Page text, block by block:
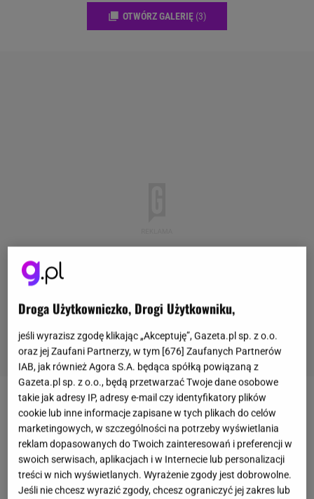
OTWÓRZ GALERIĘ (3)
Trawnik z rolki od lat cieszy się dużą popularnością
wśród właścicieli ogrodów. Trudno się temu dziwić,
ponieważ pozwala niemal natychmiast uzyskać
efekt gęstej, zielonej murawy. Nie trzeba czekać
wielu tygodni na kiełkowanie nasion ani martwić się
Droga Użytkowniczko, Drogi Użytkowniku,
jeśli wyrazisz zgodę klikając „Akceptuję”, Gazeta.pl sp. z o.o.
oraz jej Zaufani Partnerzy, w tym [676] Zaufanych Partnerów
IAB, jak również Agora S.A. będąca spółką powiązaną z
Gazeta.pl sp. z o.o., będą przetwarzać Twoje dane osobowe
takie jak adresy IP, adresy e-mail czy identyfikatory plików
cookie lub inne informacje zapisane w tych plikach do celów
marketingowych, w szczególności na potrzeby wyświetlania
reklam dopasowanych do Twoich zainteresowań i preferencji w
swoich serwisach, aplikacjach i w Internecie lub personalizacji
treści w nich wyświetlanych. Wyrażenie zgody jest dobrowolne.
Jeśli nie chcesz wyrazić zgody, chcesz ograniczyć jej zakres lub